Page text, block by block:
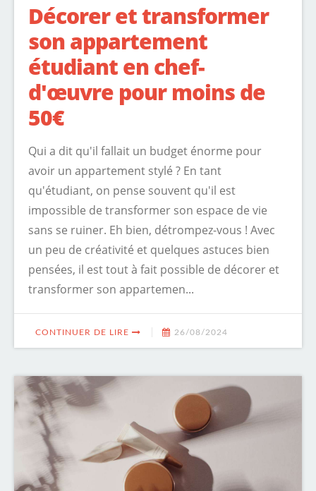
Décorer et transformer
son appartement
étudiant en chef-
d'œuvre pour moins de
50€
Qui a dit qu'il fallait un budget énorme pour
avoir un appartement stylé ? En tant
qu'étudiant, on pense souvent qu'il est
impossible de transformer son espace de vie
sans se ruiner. Eh bien, détrompez-vous ! Avec
un peu de créativité et quelques astuces bien
pensées, il est tout à fait possible de décorer et
transformer son appartemen...
CONTINUER DE LIRE 26/08/2024